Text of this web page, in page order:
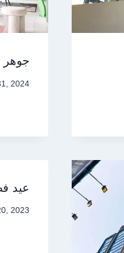
جوهر
2024
عيد
2023